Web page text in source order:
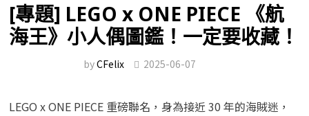
[專題] LEGO x ONE PIECE 《航
海王》小人偶圖鑑！一定要收藏！
byCFelix 2025-06-07
LEGO x ONE PIECE 重磅聯名，身為接近 30 年的海賊迷，